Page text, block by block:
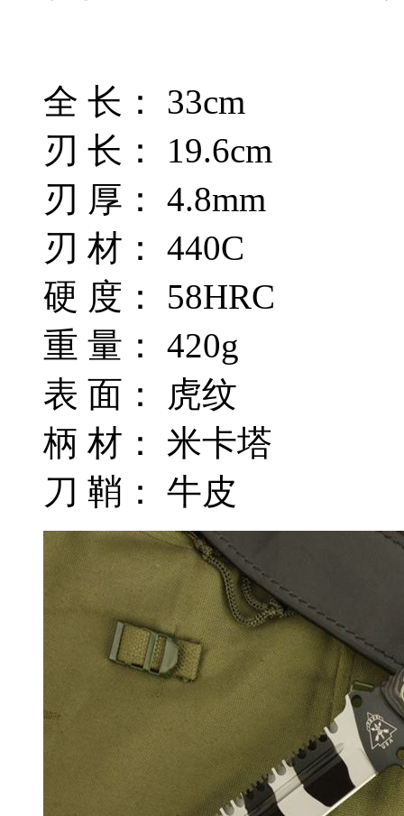
全 长： 33cm
刃 长： 19.6cm
刃 厚： 4.8mm
刃 材： 440C
硬 度： 58HRC
重 量： 420g
表 面： 虎纹
柄 材： 米卡塔
刀 鞘： 牛皮